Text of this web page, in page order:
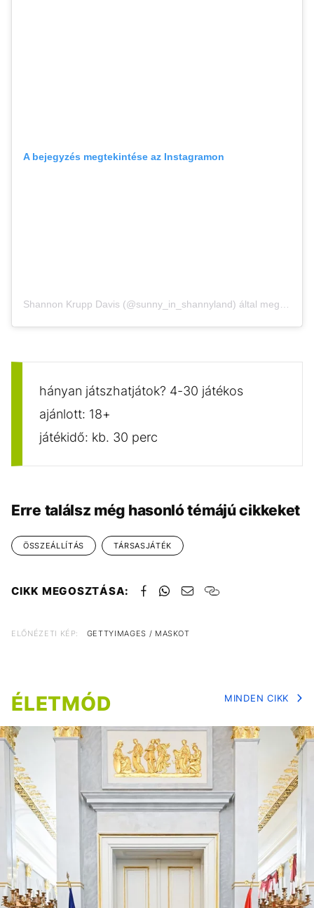
A bejegyzés megtekintése az Instagramon
hányan játszhatjátok? 4-30 játékos
ajánlott: 18+
játékidő: kb. 30 perc
Erre találsz még hasonló témájú cikkeket
ÖSSZEÁLLÍTÁS TÁRSASJÁTÉK
CIKK MEGOSZTÁSA:
ELŐNÉZETI KÉP: GETTYIMAGES / MASKOT
ÉLETMÓD MINDEN CIKK